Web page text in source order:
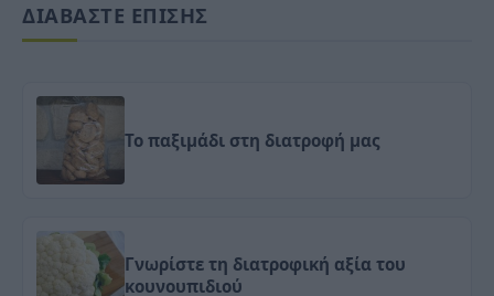
ΔΙΑΒΑΣΤΕ ΕΠΙΣΗΣ
Το παξιμάδι στη διατροφή μας
Γνωρίστε τη διατροφική αξία του
κουνουπιδιού